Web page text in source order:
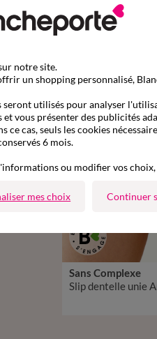
38/40 42/44
Sans Complexe
Slip dentelle unie
notre site.
un shopping personnalisé,
seront utilisés pour analyser
et vous présenter des publicités
ce cas, seuls les cookies
6 mois.
ou modifier vos
mes choix Continuer